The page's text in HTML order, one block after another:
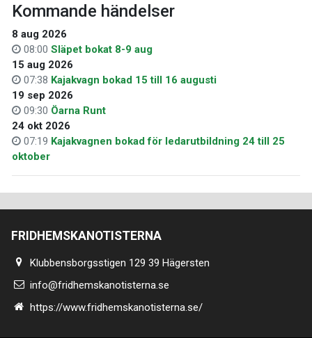
Kommande händelser
8 aug 2026
08:00 Släpet bokat 8-9 aug
15 aug 2026
07:38 Kajakvagn bokad 15 till 16 augusti
19 sep 2026
09:30 Öarna Runt
24 okt 2026
07:19 Kajakvagnen bokad för ledarutbildning 24 till 25
oktober
FRIDHEMSKANOTISTERNA
Klubbensborgsstigen 129 39 Hägersten
info@fridhemskanotisterna.se
https://www.fridhemskanotisterna.se/